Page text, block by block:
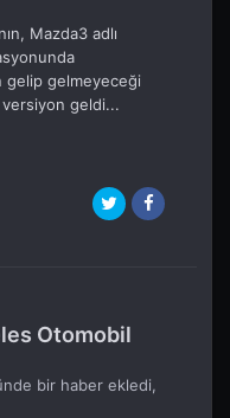
Mazda3 adlı
gelip gelmeyeceği
geldi...
Otomobil
bir haber ekledi,